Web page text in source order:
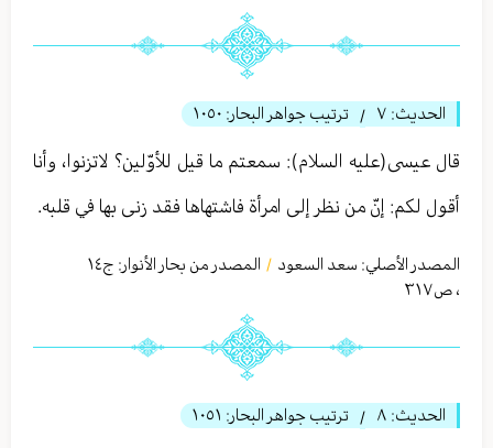
الحديث: ٧ / ترتيب جواهر البحار: ١٠٥٠
قال عيسى(عليه السلام): سمعتم ما قيل للأوّلين؟ لاتزنوا، وأنا
أقول لكم: إنّ من نظر إلى امرأة فاشتهاها فقد زنى بها في قلبه.
المصدر الأصلي: سعد السعود / المصدر من بحار الأنوار: ج١٤
، ص٣١٧
الحديث: ٨ / ترتيب جواهر البحار: ١٠٥١